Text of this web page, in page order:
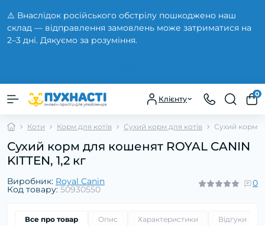
⚠️ Внаслідок російського обстрілу пошкоджено наш
склад — відправлення замовлень може затриматися на
2–3 дні. Дякуємо за розуміння.
Клієнту
0
Коти Корм для котів Сухий корм для котів Сухий корм
Сухий корм для кошенят ROYAL CANIN
KITTEN, 1,2 кг
Виробник: Royal Canin
Код товару: 50930550
0
Все про товар Опис Характеристики Відгуки